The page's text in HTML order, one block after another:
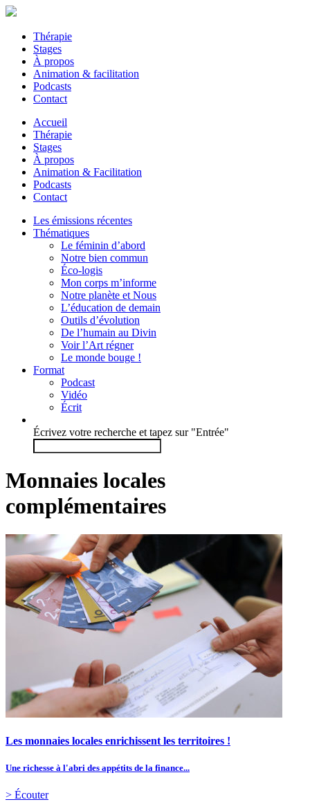
Thérapie
Stages
À propos
Animation & facilitation
Podcasts
Contact
Accueil
Thérapie
Stages
À propos
Animation & Facilitation
Podcasts
Contact
Les émissions récentes
Thématiques
Le féminin d’abord
Notre bien commun
Éco-logis
Mon corps m’informe
Notre planète et Nous
L’éducation de demain
Outils d’évolution
De l’humain au Divin
Voir l’Art régner
Le monde bouge !
Format
Podcast
Vidéo
Écrit
Écrivez votre recherche et tapez sur "Entrée"
Monnaies locales
complémentaires
Les monnaies locales enrichissent les territoires !
Une richesse à l'abri des appétits de la finance...
> Écouter